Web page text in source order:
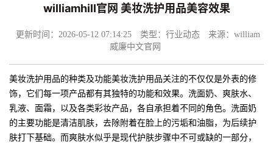
williamhill官网 美妆洗护用品美容效果
更新时间：2026-05-12 07:14:25 类型：行业动态
来源：william
威廉中文官网
美妆洗护用品的种类及功能美妆洗护用品关注的不仅仅是外表的修
饰，它们每一项产品都有其独特的功能和效果。洗面奶、爽肤水、
乳液、面霜，以及各类彩妆产品，各自承担着不同的角色。洗面奶
的主要功能是清洁肌肤，去除附着在脸上的污垢和油脂，为后续护
肤打下基础。而爽肤水似乎是现代护肤步骤中不可或缺的一部分，